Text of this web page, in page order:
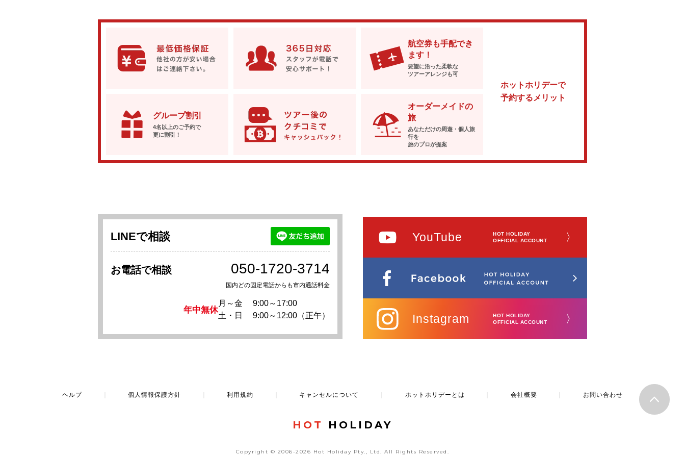
ホットホリデーで
予約するメリット
航空券も手配でき
ます！
要望に沿った柔軟な
ツアーアレンジも可
グループ割引
4名以上のご予約で
更に割引！
オーダーメイドの
旅
あなただけの周遊・個人旅
行を
旅のプロが提案
LINEで相談
お電話で相談 050-1720-3714
国内どの固定電話からも市内通話料金
年中無休
月～金
9:00～17:00
土・日
9:00～12:00（正午）
YouTube
HOT HOLIDAY
OFFICIAL ACCOUNT
〉
Instagram
HOT HOLIDAY
OFFICIAL ACCOUNT
〉
ヘルプ 個人情報保護方針 利用規約 キャンセルについて ホットホリデーとは 会社概要 お問い合わせ
HOT HOLIDAY
Copyright © 2006-2026 Hot Holiday Pty., Ltd.All Rights Reserved.